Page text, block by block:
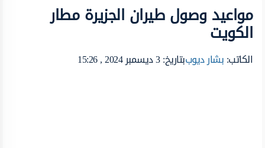
مواعيد وصول طيران الجزيرة مطار
الكويت
الكاتب:بشار ديوببتاريخ: 3 ديسمبر 2024 , 15:26